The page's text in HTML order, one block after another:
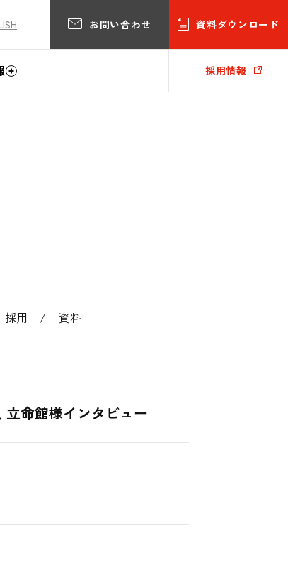
お問い合わせ 資料ダウンロード
採用情報
採用 資料
命館様インタビュー